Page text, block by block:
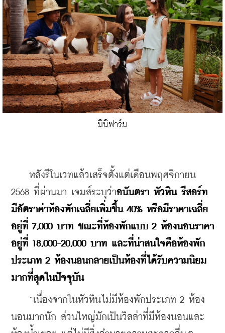
มินิฟาร์ม
หลังรีโนเวทแล้วเสร็จตั้งแต่เดือนพฤศจิกายน
2568 ที่ผ่านมา เจมส์ระบุว่าอนันตรา หัวหิน รีสอร์ท
มีอัตราค่าห้องพักเฉลี่ยเพิ่มขึ้น 40% หรือมีราคาเฉลี่ย
อยู่ที่ 7,000 บาท ขณะที่ห้องพักแบบ 2 ห้องนอนราคา
อยู่ที่ 18,000-20,000 บาท และที่น่าสนใจคือห้องพัก
ประเภท 2 ห้องนอนกลายเป็นห้องที่ได้รับความนิยม
มากที่สุดในปัจจุบัน
“เนื่องจากในหัวหินไม่มีห้องพักประเภท 2 ห้อง
นอนมากนัก ส่วนใหญ่มักเป็นวิลล่าที่มีห้องนอนและ